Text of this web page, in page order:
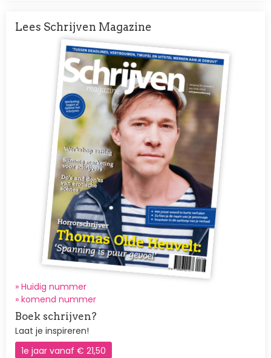
Lees Schrijven Magazine
Afbeelding
» Huidig nummer
» komend nummer
Boek schrijven?
Laat je inspireren!
1e jaar vanaf € 21,50